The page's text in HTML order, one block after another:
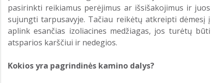
pasirinkti reikiamus perėjimus ar išsišakojimus ir juos
sujungti tarpusavyje. Tačiau reikėtų atkreipti dėmesį į
aplink esančias izoliacines medžiagas, jos turėtų būti
atsparios karščiui ir nedegios.
Kokios yra pagrindinės kamino dalys?